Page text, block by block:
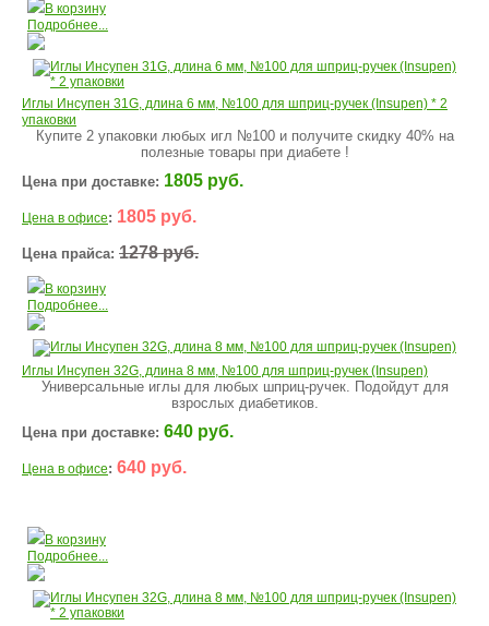
В корзину
Подробнее...
Иглы Инсупен 31G, длина 6 мм, №100 для шприц-ручек (Insupen) * 2
упаковки
Купите 2 упаковки любых игл №100 и получите скидку 40% на
полезные товары при диабете !
Цена при доставке: 1805 руб.
Цена в офисе: 1805 руб.
Цена прайса: 1278 руб.
В корзину
Подробнее...
Иглы Инсупен 32G, длина 8 мм, №100 для шприц-ручек (Insupen)
Универсальные иглы для любых шприц-ручек. Подойдут для
взрослых диабетиков.
Цена при доставке: 640 руб.
Цена в офисе: 640 руб.
В корзину
Подробнее...